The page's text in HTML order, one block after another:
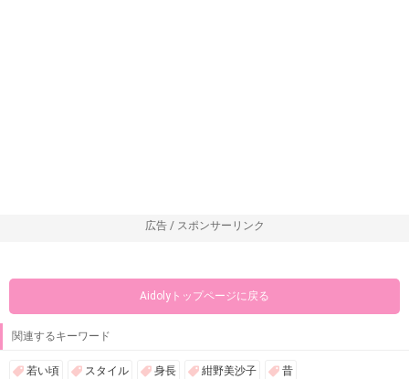
広告 / スポンサーリンク
Aidolyトップページに戻る
関連するキーワード
若い頃 スタイル 身長 紺野美沙子 昔